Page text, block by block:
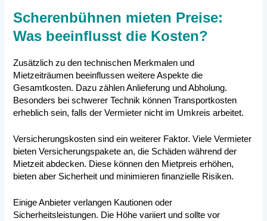
Scherenbühnen mieten Preise:
Was beeinflusst die Kosten?
Zusätzlich zu den technischen Merkmalen und
Mietzeiträumen beeinflussen weitere Aspekte die
Gesamtkosten. Dazu zählen Anlieferung und Abholung.
Besonders bei schwerer Technik können Transportkosten
erheblich sein, falls der Vermieter nicht im Umkreis arbeitet.
Versicherungskosten sind ein weiterer Faktor. Viele Vermieter
bieten Versicherungspakete an, die Schäden während der
Mietzeit abdecken. Diese können den Mietpreis erhöhen,
bieten aber Sicherheit und minimieren finanzielle Risiken.
Einige Anbieter verlangen Kautionen oder
Sicherheitsleistungen. Die Höhe variiert und sollte vor